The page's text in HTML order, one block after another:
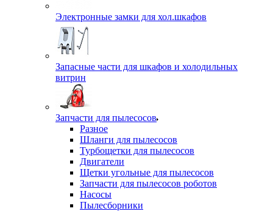
Электронные замки для хол.шкафов
Запасные части для шкафов и холодильных
витрин
Запчасти для пылесосов
Разное
Шланги для пылесосов
Турбощетки для пылесосов
Двигатели
Щетки угольные для пылесосов
Запчасти для пылесосов роботов
Насосы
Пылесборники